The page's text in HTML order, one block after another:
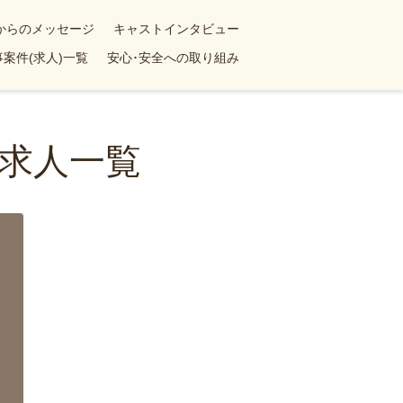
らのメッセージ
キャストインタビュー
案件(求人)一覧 安心･安全への取り組み
人一覧